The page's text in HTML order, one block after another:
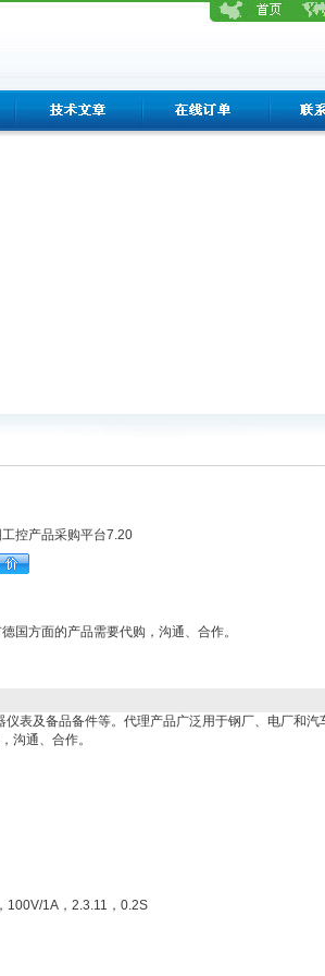
控产品采购平台7.20
国方面的产品需要代购，沟通、合作。
表及备品备件等。代理产品广泛用于钢厂、电厂和汽
沟通、合作。
100V/1A，2.3.11，0.2S